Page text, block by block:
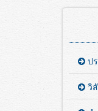
ป
วิ